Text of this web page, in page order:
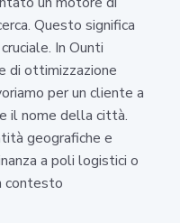
Questo significa
In Ounti
di ottimizzazione
per un cliente a
il nome della città.
geografiche e
a poli logistici o
contesto